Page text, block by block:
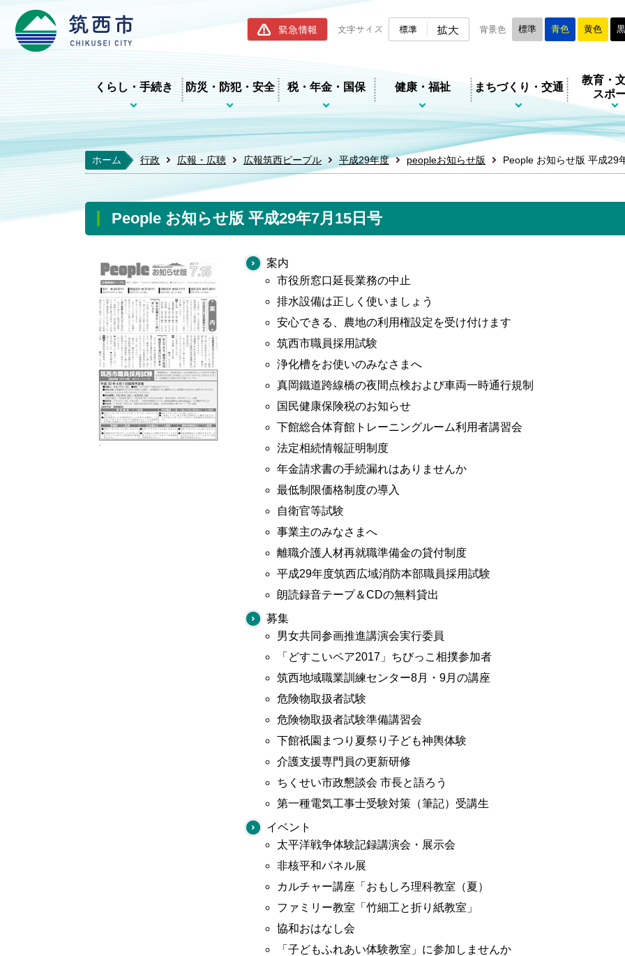
筑西市ホームページ
緊急情報 文字サイズ 標準 拡大 背景色 標準 青色 黄色
くらし・手続き 防災・防犯・安全 税・年金・国保 健康・福祉 まちづくり・交通
教育・
スポ
ホーム 行政 広報・広聴 広報筑西ピープル 平成29年度 peopleお知らせ版 People お知らせ版 平成29
People お知らせ版 平成29年7月15日号
案内
市役所窓口延長業務の中止
排水設備は正しく使いましょう
安心できる、農地の利用権設定を受け付けます
筑西市職員採用試験
浄化槽をお使いのみなさまへ
真岡鐵道跨線橋の夜間点検および車両一時通行規制
国民健康保険税のお知らせ
下館総合体育館トレーニングルーム利用者講習会
法定相続情報証明制度
年金請求書の手続漏れはありませんか
最低制限価格制度の導入
自衛官等試験
事業主のみなさまへ
離職介護人材再就職準備金の貸付制度
平成29年度筑西広域消防本部職員採用試験
朗読録音テープ＆CDの無料貸出
募集
男女共同参画推進講演会実行委員
「どすこいペア2017」ちびっこ相撲参加者
筑西地域職業訓練センター8月・9月の講座
危険物取扱者試験
危険物取扱者試験準備講習会
下館祇園まつり夏祭り子ども神輿体験
介護支援専門員の更新研修
ちくせい市政懇談会 市長と語ろう
第一種電気工事士受験対策（筆記）受講生
イベント
太平洋戦争体験記録講演会・展示会
非核平和パネル展
カルチャー講座「おもしろ理科教室（夏）
ファミリー教室「竹細工と折り紙教室」
協和おはなし会
「子どもふれあい体験教室」に参加しませんか